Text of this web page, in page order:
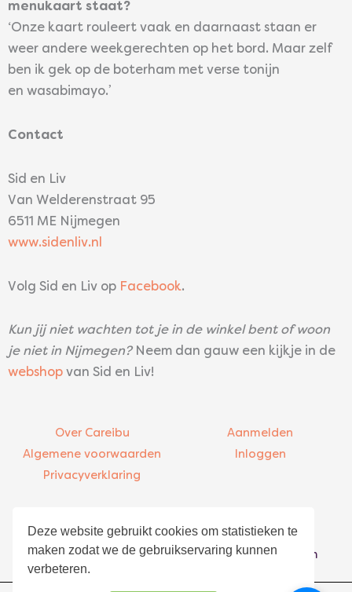
Deze website gebruikt cookies om statistieken te
maken zodat we de gebruikservaring kunnen
verbeteren.
menukaart staat?
‘Onze kaart rouleert vaak en daarnaast staan er
weer andere weekgerechten op het bord. Maar zelf
ben ik gek op de boterham met verse tonijn
en wasabimayo.’
Contact
Sid en Liv
Van Welderenstraat 95
6511 ME Nijmegen
www.sidenliv.nl
Volg Sid en Liv op Facebook.
Kun jij niet wachten tot je in de winkel bent of woon
je niet in Nijmegen?Neem dan gauw een kijkje in de
webshop van Sid en Liv!
Over Careibu
Algemene voorwaarden
Privacyverklaring
Aanmelden
Inloggen
info@careibu.com
085 – 016 00 48
Asterweg 20-K5
1031 HN Amsterdam